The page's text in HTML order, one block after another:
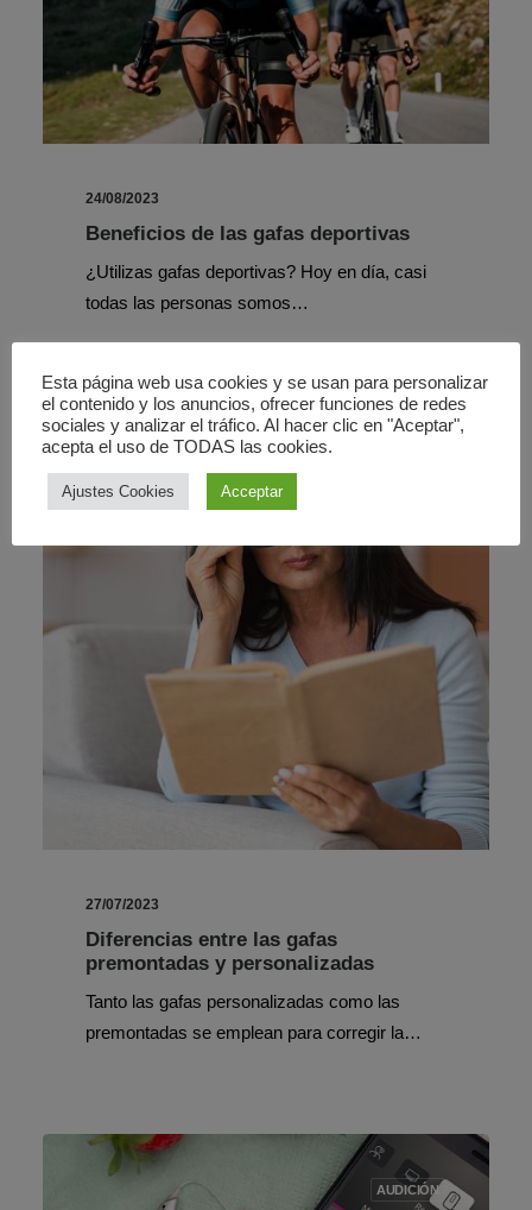
24/08/2023
Beneficios de las gafas deportivas
¿Utilizas gafas deportivas? Hoy en día, casi
todas las personas somos…
27/07/2023
Diferencias entre las gafas
premontadas y personalizadas
Tanto las gafas personalizadas como las
premontadas se emplean para corregir la…
AUDICIÓN
Esta página web usa cookies y se usan para personalizar
el contenido y los anuncios, ofrecer funciones de redes
sociales y analizar el tráfico. Al hacer clic en "Aceptar",
acepta el uso de TODAS las cookies.
Ajustes Cookies Acceptar